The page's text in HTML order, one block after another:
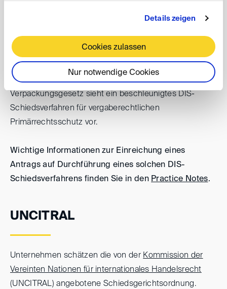
Details zeigen
Cookies zulassen
Nur notwendige Cookies
Das Gesetz sieht ein Ausschreibungsverfahren für
diese Verpackungen vor, obwohl keine öffentlichen
Auftraggeber involviert sind. Außerdem kann sich ein
unterlegener Bieter gegen den Zuschlag wehren, indem
er ein DIS-Schiedsverfahren einleitet. Das
Verpackungsgesetz sieht ein beschleunigtes DIS-
Schiedsverfahren für vergaberechtlichen
Primärrechtsschutz vor.
Wichtige Informationen zur Einreichung eines
Antrags auf Durchführung eines solchen DIS-
Schiedsverfahrens finden Sie in den Practice Notes.
UNCITRAL
Unternehmen schätzen die von der Kommission der
Vereinten Nationen für internationales Handelsrecht
(UNCITRAL) angebotene Schiedsgerichtsordnung.